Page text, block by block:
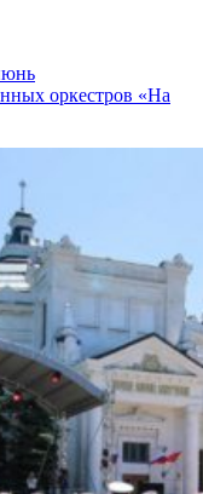
оркестров «На